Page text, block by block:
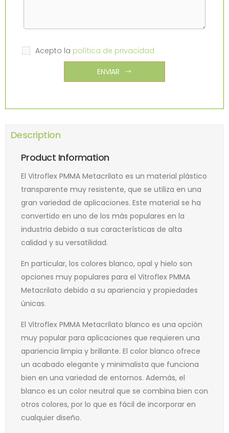
Acepto la política de privacidad
ENVIAR
Description
Product Information
El Vitroflex PMMA Metacrilato es un material plástico
transparente muy resistente, que se utiliza en una
gran variedad de aplicaciones. Este material se ha
convertido en uno de los más populares en la
industria debido a sus características de alta
calidad y su versatilidad.
En particular, los colores blanco, opal y hielo son
opciones muy populares para el Vitroflex PMMA
Metacrilato debido a su apariencia y propiedades
únicas.
El Vitroflex PMMA Metacrilato blanco es una opción
muy popular para aplicaciones que requieren una
apariencia limpia y brillante. El color blanco ofrece
un acabado elegante y minimalista que funciona
bien en una variedad de entornos. Además, el
blanco es un color neutral que se combina bien con
otros colores, por lo que es fácil de incorporar en
cualquier diseño.